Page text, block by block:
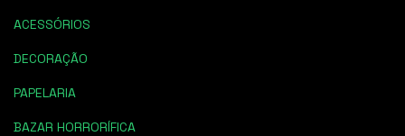
ACESSÓRIOS
DECORAÇÃO
PAPELARIA
BAZAR HORRORÍFICA